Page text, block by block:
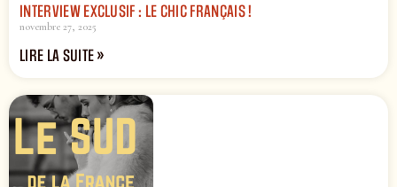
INTERVIEW EXCLUSIF : LE CHIC FRANÇAIS !
novembre 27, 2025
LIRE LA SUITE »